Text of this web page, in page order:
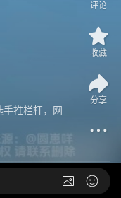
推栏杆，网
评论
收藏
分享